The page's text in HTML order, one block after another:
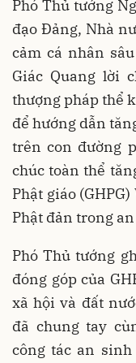
Phó Thủ tướng
đạo Đảng, Nhà
cảm cá nhân
Giác Quang lời
thượng pháp thể
để hướng dẫn
trên con đường
chúc toàn thể
Phật giáo
Phật đản trong
Phó Thủ tướng
đóng góp của
xã hội và đất
đã chung tay
công tác an